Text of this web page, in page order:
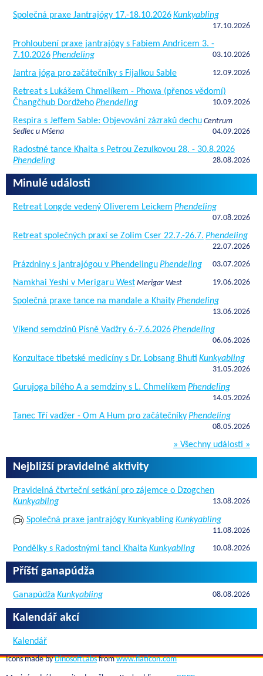
Společná praxe Jantrajógy 17.-18.10.2026Kunkyabling
17.10.2026
Prohloubení praxe jantrajógy s Fabiem Andricem 3. -
7.10.2026Phendeling 03.10.2026
Jantra jóga pro začátečníky s Fijalkou Sable 12.09.2026
Retreat s Lukášem Chmelíkem - Phowa (přenos vědomí)
Čhangčhub DordžehoPhendeling 10.09.2026
Respira s Jeffem Sable: Objevování zázraků dechu Centrum
Sedlec u Mšena
04.09.2026
Radostné tance Khaita s Petrou Zezulkovou 28. - 30.8.2026
Phendeling
28.08.2026
Minulé události
Retreat Longde vedený Oliverem Leickem Phendeling
07.08.2026
Retreat společných praxí se Zolim Cser 22.7.-26.7. Phendeling
22.07.2026
Prázdniny s jantrajógou v PhendelinguPhendeling 03.07.2026
Namkhai Yeshi v Merigaru West Merigar West 19.06.2026
Společná praxe tance na mandale a KhaityPhendeling
13.06.2026
Víkend semdzinů Písně Vadžry 6.-7.6.2026Phendeling
06.06.2026
Konzultace tibetské medicíny s Dr. Lobsang Bhuti Kunkyabling
31.05.2026
Gurujoga bílého A a semdziny s L. Chmelíkem Phendeling
14.05.2026
Tanec Tří vadžer - Om A Hum pro začátečníkyPhendeling
08.05.2026
» Všechny události »
Nejbližší pravidelné aktivity
Pravidelná čtvrteční setkání pro zájemce o Dzogchen
Kunkyabling
13.08.2026
Společná praxe jantrajógy KunkyablingKunkyabling
11.08.2026
Pondělky s Radostnými tanci Khaita Kunkyabling 10.08.2026
Příští ganapúdža
Ganapúdža Kunkyabling 08.08.2026
Kalendář akcí
Kalendář
Icons made byDinosoftLabsfromwww.flaticon.com